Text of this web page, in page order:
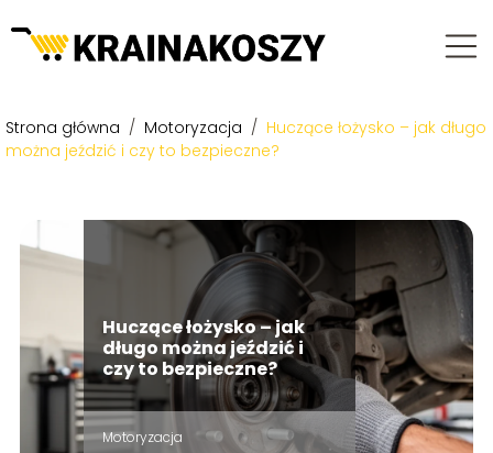
Strona główna / Motoryzacja / Huczące łożysko – jak długo
można jeździć i czy to bezpieczne?
Huczące łożysko – jak
długo można jeździć i
czy to bezpieczne?
Motoryzacja